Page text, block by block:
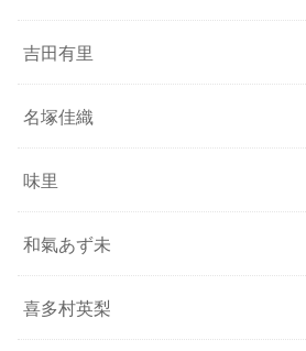
吉田有里
名塚佳織
味里
和氣あず未
喜多村英梨